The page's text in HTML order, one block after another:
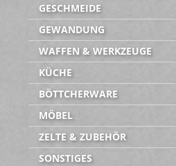
GESCHMEIDE
GEWANDUNG
WAFFEN & WERKZEUGE
KÜCHE
BÖTTCHERWARE
MÖBEL
ZELTE & ZUBEHÖR
SONSTIGES